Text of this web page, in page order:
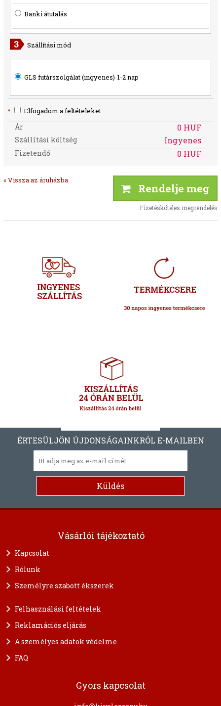
Banki átutalás
Szállítási mód
GLS futárszolgálat (ingyenes) 1-2 nap
* Elfogadom a feltételeket
Ár 0 HUF
Szállítási költség Ingyenes
Fizetendő 0 HUF
« Vissza az áruházba
Rendelje meg
Fizetésköteles megrendelés
ÉRTESÜLJÖN ÚJDONSÁGAINKRÓL E-MAILBEN
Vásárlói tájékoztató
Kapcsolat
Rólunk
Személyre szabott ékszerek
Felhasználási feltételek
Reklamációs eljárás
A személyes adatok védelme
FAQ
Gyors kapcsolat